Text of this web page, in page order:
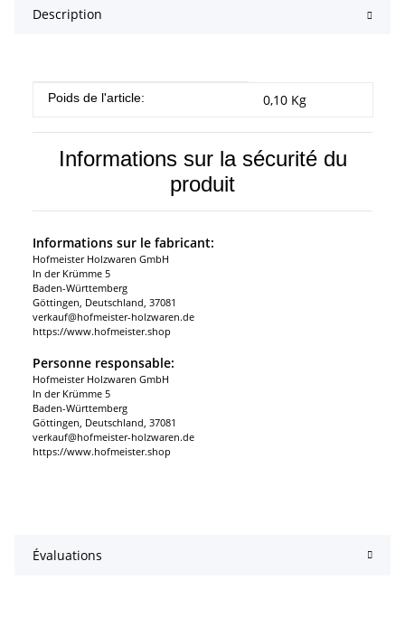
Description
#productDetails.itemInformation#
#productDetails.itemValue#
Poids de l'article: 0,10 Kg
Informations sur la sécurité du
produit
Informations sur le fabricant:
Hofmeister Holzwaren GmbH
In der Krümme 5
Baden-Württemberg
Göttingen, Deutschland, 37081
verkauf@hofmeister-holzwaren.de
https://www.hofmeister.shop
Personne responsable:
Hofmeister Holzwaren GmbH
In der Krümme 5
Baden-Württemberg
Göttingen, Deutschland, 37081
verkauf@hofmeister-holzwaren.de
https://www.hofmeister.shop
Évaluations